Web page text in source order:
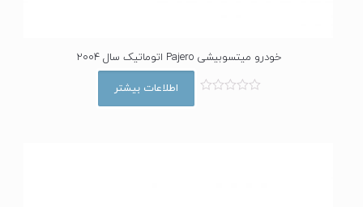
خودرو میتسوبیشی Pajero اتوماتیک سال 2004
اطلاعات بیشتر